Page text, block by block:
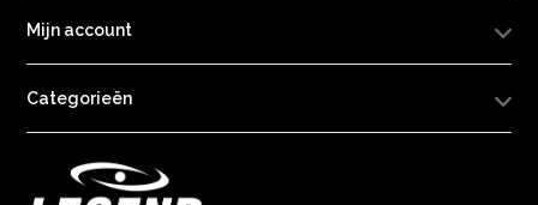
Mijn account
Categorieën